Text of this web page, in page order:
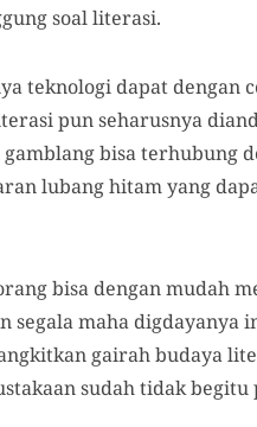
soal literasi.
teknologi dapat
pun seharusnya
bisa terhubung
lubang hitam yang
bisa dengan mudah
segala maha
gairah budaya
sudah tidak